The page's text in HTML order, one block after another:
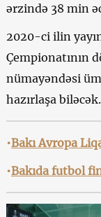
ərzində 38 min
2020-ci ilin
Çempionatının
nümayəndəsi
hazırlaşa biləcək.
•Bakı Avropa
•Bakıda futbol